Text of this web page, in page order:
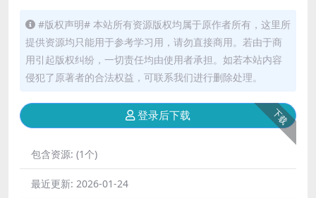
#版权声明# 本站所有资源版权均属于原作者所有，这里所
提供资源均只能用于参考学习用，请勿直接商用。若由于商
用引起版权纠纷，一切责任均由使用者承担。如若本站内容
侵犯了原著者的合法权益，可联系我们进行删除处理。
下载
登录后下载
包含资源: (1个)
最近更新: 2026-01-24